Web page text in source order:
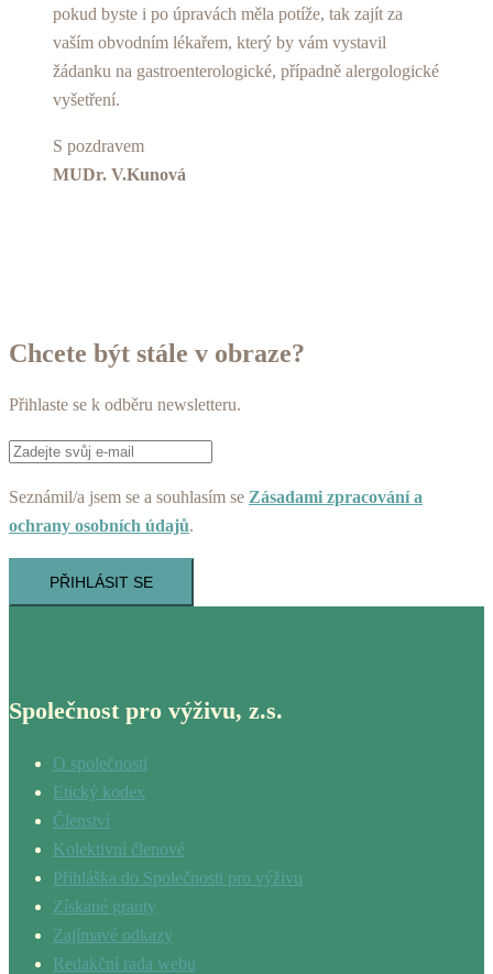
pokud byste i po úpravách měla potíže, tak zajít za
vaším obvodním lékařem, který by vám vystavil
žádanku na gastroenterologické, případně alergologické
vyšetření.
S pozdravem
MUDr. V.Kunová
Chcete být stále v obraze?
Přihlaste se k odběru newsletteru.
Seznámil/a jsem se a souhlasím se Zásadami zpracování a
ochrany osobních údajů.
PŘIHLÁSIT SE
Společnost pro výživu, z.s.
O společnosti
Etický kodex
Členství
Kolektivní členové
Přihláška do Společnosti pro výživu
Získané granty
Zajímavé odkazy
Redakční rada webu